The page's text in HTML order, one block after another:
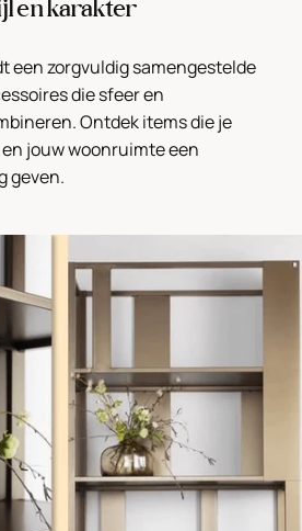
en karakter
een zorgvuldig samengestelde
die sfeer en
Ontdek items die je
jouw woonruimte een
geven.